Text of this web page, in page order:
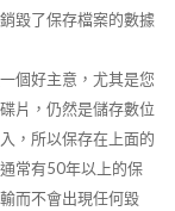
毀了保存檔案的數據
個好主意，尤其是您
片，仍然是儲存數位
，所以保存在上面的
常有50年以上的保
而不會出現任何毀